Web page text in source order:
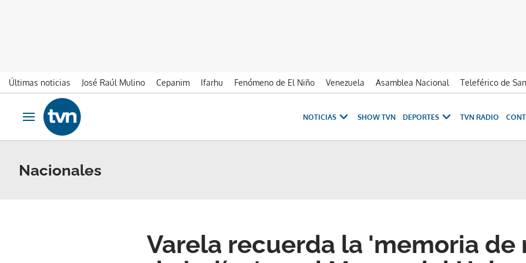
Últimas noticias José Raúl Mulino Cepanim Ifarhu Fenómeno de El Niño Venezuela Asamblea Nacional Teleférico de
Ir al contenido
Obrir navegació
NOTICIAS SHOW TVN DEPORTES TVN RADIO
Nacionales
Varela recuerda la 'memoria de